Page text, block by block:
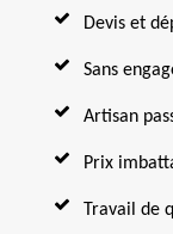
Devis et
Sans
Artisan
Prix
Travail de